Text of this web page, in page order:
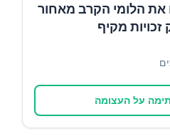
את הלומי הקרב מאחור
מקיף
על העצומה